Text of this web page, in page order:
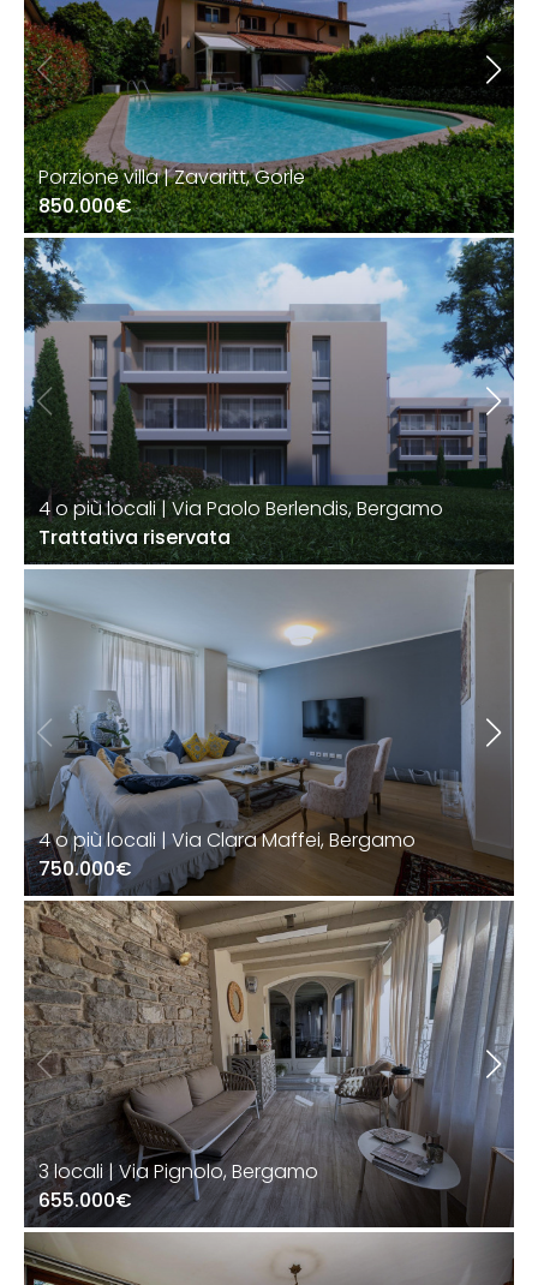
Porzione villa | Zavaritt, Gorle
850.000€
4 o più locali | Via Paolo Berlendis, Bergamo
Trattativa riservata
4 o più locali | Via Clara Maffei, Bergamo
750.000€
3 locali | Via Pignolo, Bergamo
655.000€